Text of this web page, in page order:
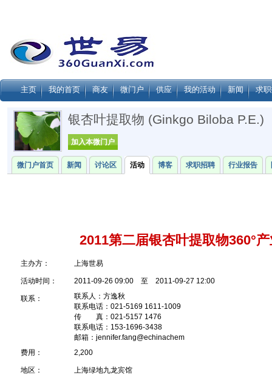
主页 我的首页 商友 微门户 供应 我的活动 新闻 求
银杏叶提取物 (Ginkgo Biloba P.E.)
加入本微门户
微门户首页 新闻 讨论区 活动 博客 求职招聘 行业报告
2011第二届银杏叶提取物360°
主办方： 上海世易
活动时间： 2011-09-26 09:00 至 2011-09-27 12:00
联系：
联系人：方逸秋
联系电话：021-5169 1611-1009
传 真：021-5157 1476
联系电话：153-1696-3438
邮箱：jennifer.fang@echinachem
费用：
2,200
地区： 上海绿地九龙宾馆